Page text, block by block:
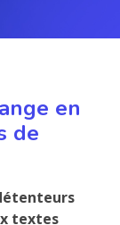
en
de
textes